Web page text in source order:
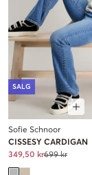
SALG
Sofie Schnoor
CISSESY CARDIGAN
349,50 kr699 kr